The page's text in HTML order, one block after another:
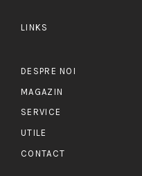
LINKS
DESPRE NOI
MAGAZIN
SERVICE
UTILE
CONTACT